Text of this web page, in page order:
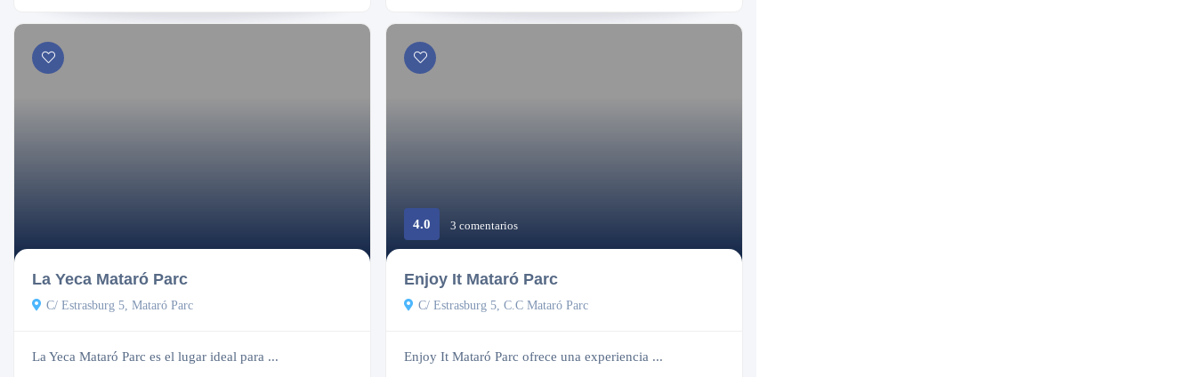
La Yeca Mataró Parc
C/ Estrasburg 5, Mataró Parc
La Yeca Mataró Parc es el lugar ideal para ...
4.0 3 comentarios
Enjoy It Mataró Parc
C/ Estrasburg 5, C.C Mataró Parc
Enjoy It Mataró Parc ofrece una experiencia ...